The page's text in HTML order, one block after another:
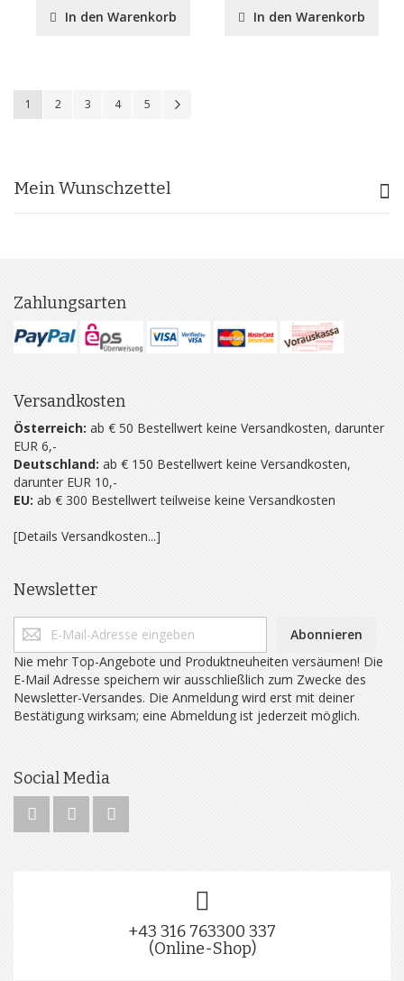
In den Warenkorb In den Warenkorb
Sie lesen gerade Seite
1 Seite
2 Seite
3 Seite
4 Seite
5
Mein Wunschzettel
Zahlungsarten
Versandkosten
Österreich: ab € 50 Bestellwert keine Versandkosten, darunter
EUR 6,-
Deutschland: ab € 150 Bestellwert keine Versandkosten,
darunter EUR 10,-
EU: ab € 300 Bestellwert teilweise keine Versandkosten
[Details Versandkosten...]
Newsletter
Abonnieren
Nie mehr Top-Angebote und Produktneuheiten versäumen! Die
E-Mail Adresse speichern wir ausschließlich zum Zwecke des
Newsletter-Versandes. Die Anmeldung wird erst mit deiner
Bestätigung wirksam; eine Abmeldung ist jederzeit möglich.
Social Media
+43 316 763300 337
(Online-Shop)